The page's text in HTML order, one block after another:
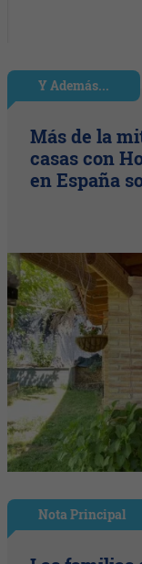
Y Además...
Más de la
casas con
en España
Nota Principal